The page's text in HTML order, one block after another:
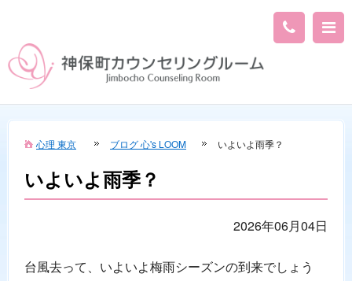
心理 東京 ブログ 心's LOOM いよいよ雨季？
いよいよ雨季？
2026年06月04日
台風去って、いよいよ梅雨シーズンの到来でしょう